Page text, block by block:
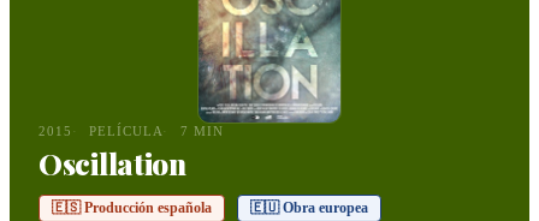
2015 PELÍCULA 7 MIN
Oscillation
🇪🇸 Producción española 🇪🇺 Obra europea